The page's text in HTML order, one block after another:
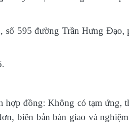
số 595 đường Trần Hưng Đạo,
hợp đồng: Không có tạm ứng,
biên bản bàn giao và